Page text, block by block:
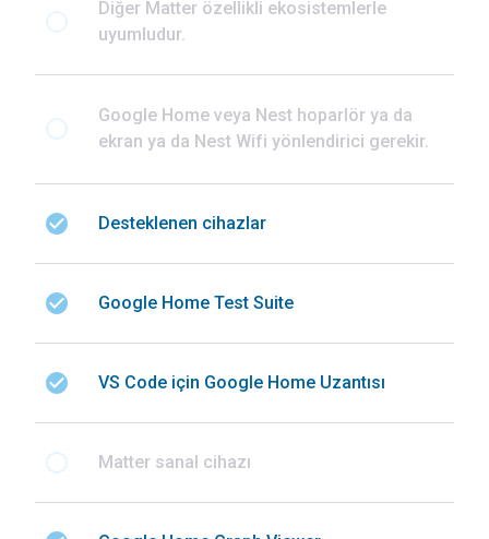
Diğer Matter özellikli ekosistemlerle
uyumludur.
Google Home veya Nest hoparlör ya da
ekran ya da Nest Wifi yönlendirici gerekir.
check_circle Desteklenen cihazlar
check_circle Google Home Test Suite
check_circle VS Code için Google Home Uzantısı
Matter sanal cihazı